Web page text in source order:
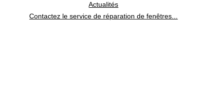
Actualités
Contactez le service de réparation de fenêtres...